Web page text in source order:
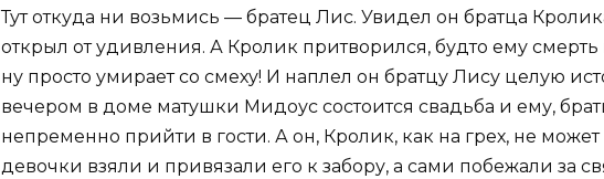
Тут откуда ни возьмись — братец Лис. Увидел он братца
открыл от удивления. А Кролик притворился, будто ему смерть
ну просто умирает со смеху! И наплел он братцу Лису целую
вечером в доме матушки Мидоус состоится свадьба и ему,
непременно прийти в гости. А он, Кролик, как на грех, не может
девочки взяли и привязали его к забору, а сами побежали за